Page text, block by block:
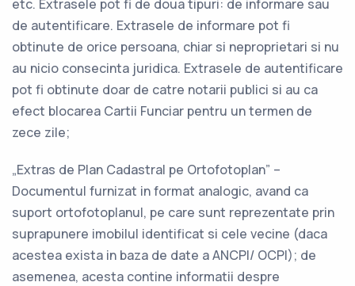
etc. Extrasele pot fi de doua tipuri: de informare sau
de autentificare. Extrasele de informare pot fi
obtinute de orice persoana, chiar si neproprietari si nu
au nicio consecinta juridica. Extrasele de autentificare
pot fi obtinute doar de catre notarii publici si au ca
efect blocarea Cartii Funciar pentru un termen de
zece zile;
„Extras de Plan Cadastral pe Ortofotoplan” –
Documentul furnizat in format analogic, avand ca
suport ortofotoplanul, pe care sunt reprezentate prin
suprapunere imobilul identificat si cele vecine (daca
acestea exista in baza de date a ANCPI/ OCPI); de
asemenea, acesta contine informatii despre